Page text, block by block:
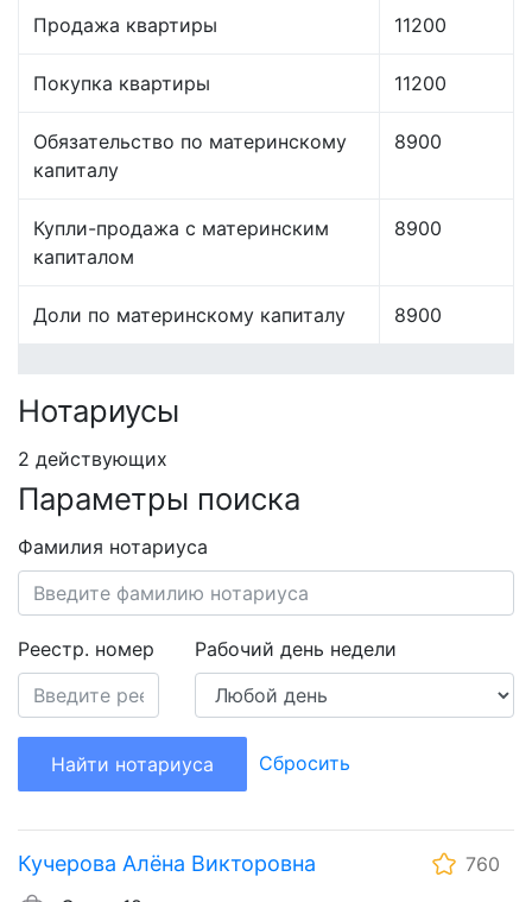
Продажа квартиры 11200
Покупка квартиры 11200
Обязательство по материнскому
капиталу
8900
Купли-продажа с материнским
капиталом
8900
Доли по материнскому капиталу 8900
Нотариусы
2 действующих
Параметры поиска
Фамилия нотариуса
Реестр. номер Рабочий день недели
Найти нотариуса Сбросить
Кучерова Алёна Викторовна
760